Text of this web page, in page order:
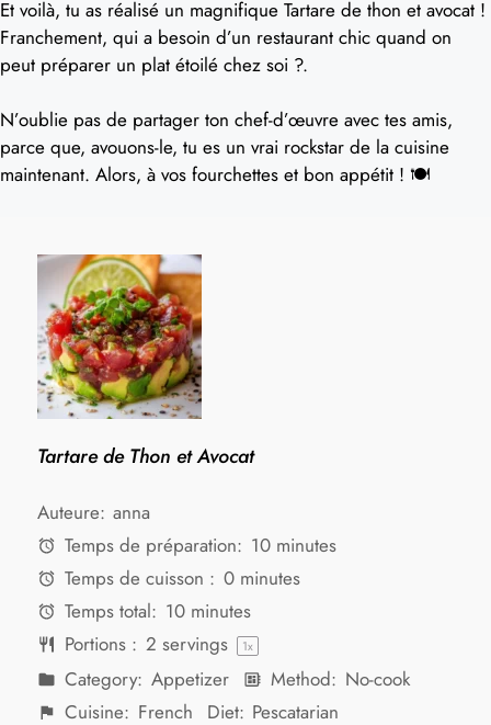
Et voilà, tu as réalisé un magnifique Tartare de thon et avocat !
Franchement, qui a besoin d’un restaurant chic quand on
peut préparer un plat étoilé chez soi ?.
N’oublie pas de partager ton chef-d’œuvre avec tes amis,
parce que, avouons-le, tu es un vrai rockstar de la cuisine
maintenant. Alors, à vos fourchettes et bon appétit ! 🍽️
Tartare de Thon et Avocat
Auteure: anna
Temps de préparation: 10 minutes
Temps de cuisson : 0 minutes
Temps total: 10 minutes
Portions : 2 servings 1x
Category: Appetizer Method: No-cook
Cuisine: French Diet: Pescatarian